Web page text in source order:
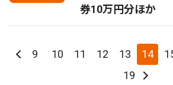
券10万円分ほか
9 10 11 12 13 14
19